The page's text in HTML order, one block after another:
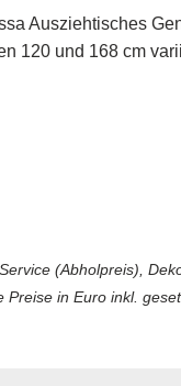
Ausziehtisches
120 und 168 cm
(Abholpreis),
in Euro inkl.